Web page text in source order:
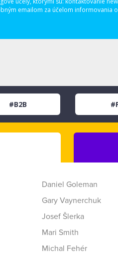
emailom za účelom informovania
#B2B
Daniel Goleman
Gary Vaynerchuk
Josef Šlerka
Mari Smith
Michal Fehér